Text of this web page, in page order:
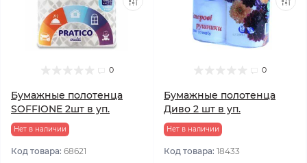
0
Бумажные полотенца
SOFFIONE 2шт в уп.
Нет в наличии
Код товара: 68621
0
Бумажные полотенца
Диво 2 шт в уп.
Нет в наличии
Код товара: 18433